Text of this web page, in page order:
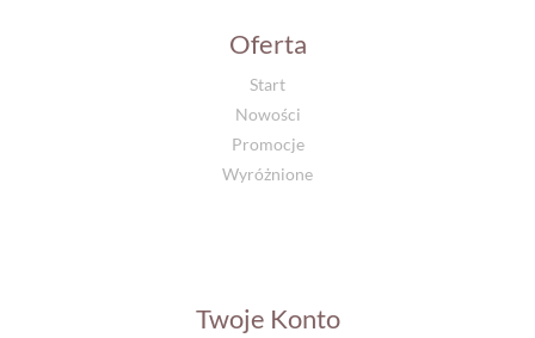
Oferta
Start
Nowości
Promocje
Wyróżnione
Twoje Konto